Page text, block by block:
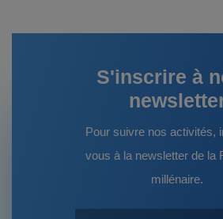
S'inscrire à
Pour suivre nos activités,
vous à la newsletter de la
millénaire.